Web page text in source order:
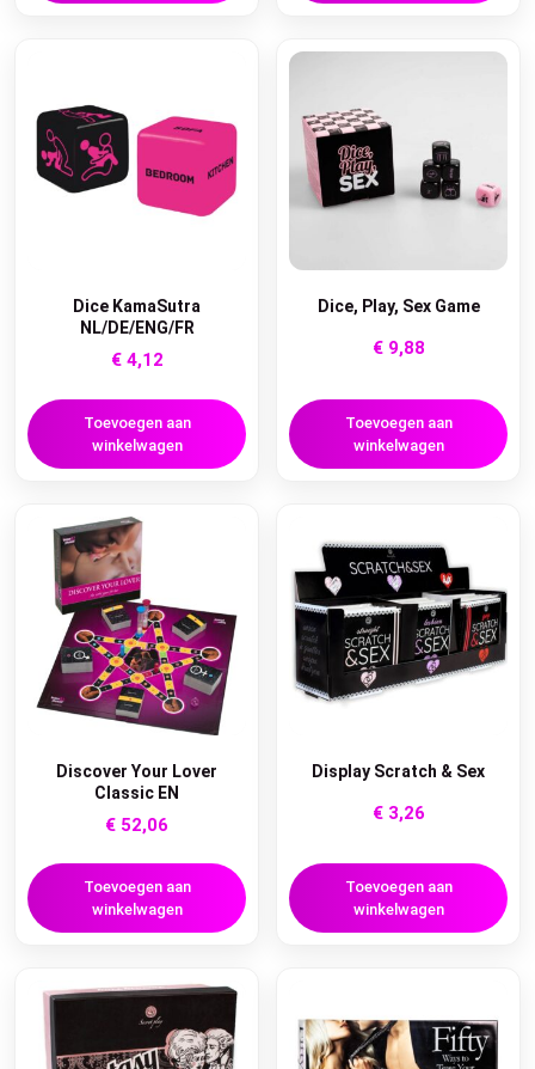
Dice KamaSutra
NL/DE/ENG/FR
€4,12
Toevoegen aan
winkelwagen
Dice, Play, Sex Game
€9,88
Toevoegen aan
winkelwagen
Discover Your Lover
Classic EN
€ 52,06
Toevoegen aan
winkelwagen
Display Scratch & Sex
€3,26
Toevoegen aan
winkelwagen